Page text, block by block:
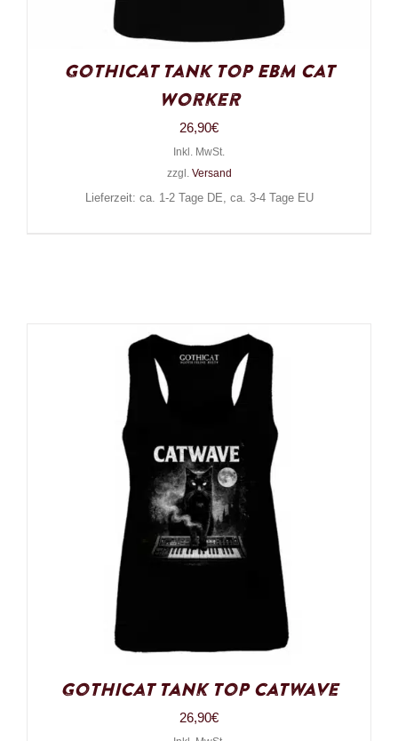
Gothicat Tank Top EBM Cat
Worker
26,90€
Inkl. MwSt.
zzgl. Versand
Lieferzeit: ca. 1-2 Tage DE, ca. 3-4 Tage EU
Gothicat Tank Top Catwave
26,90€